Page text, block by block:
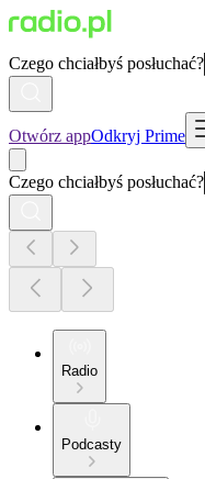
Czego chciałbyś posłuchać?
Otwórz appOdkryj Prime
Czego chciałbyś posłuchać?
Radio
Podcasty